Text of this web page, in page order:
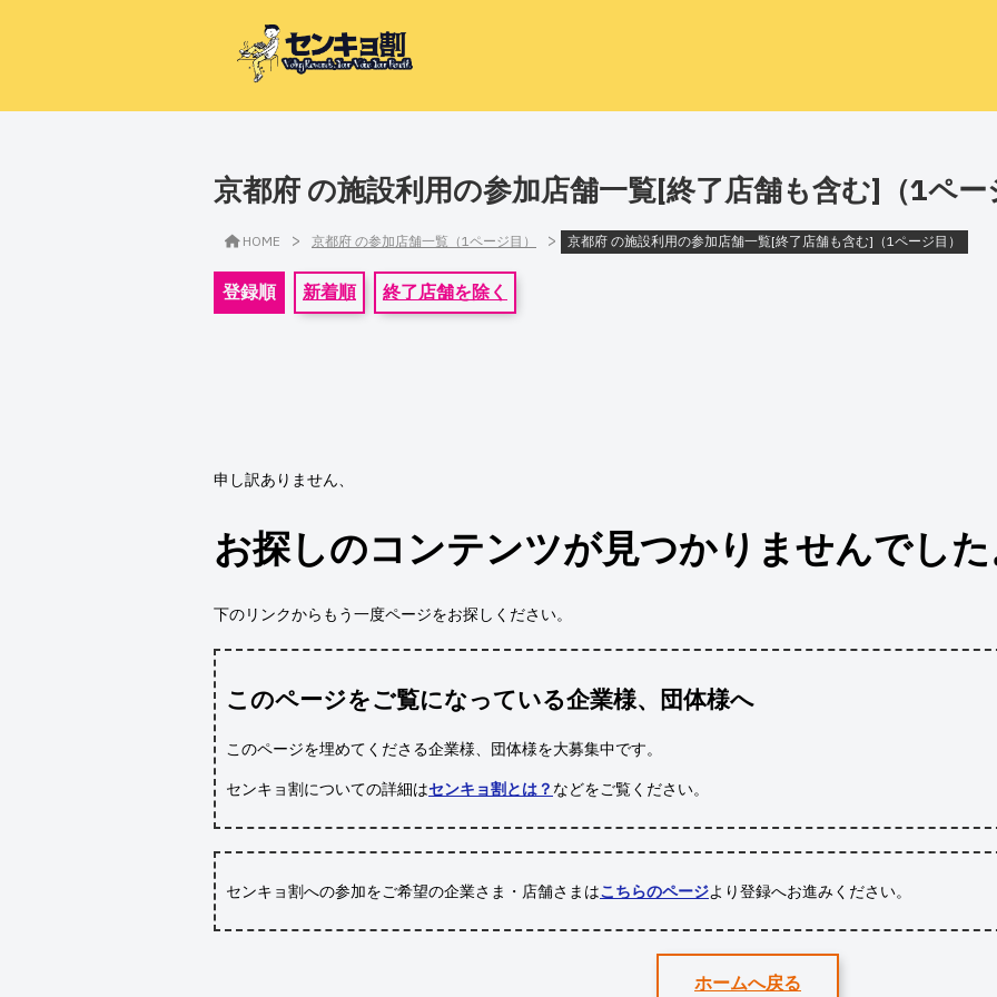
京都府 の施設利用の参加店舗一覧[終了店舗も含む]（1ペー
HOME > 京都府 の参加店舗一覧（1ページ目） > 京都府 の施設利用の参加店舗一覧[終了店舗も含む]（1ページ目）
登録順 新着順 終了店舗を除く
申し訳ありません、
お探しのコンテンツが見つかりませんでし
下のリンクからもう一度ページをお探しください。
このページをご覧になっている企業様、団体様へ
このページを埋めてくださる企業様、団体様を大募集中です。
センキョ割についての詳細はセンキョ割とは？ などをご覧ください。
センキョ割への参加をご希望の企業さま・店舗さまはこちらのページより登録へお進みください。
ホームへ戻る